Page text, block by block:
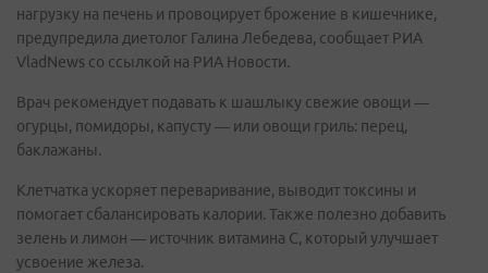
нагрузку на печень и провоцирует брожение в кишечнике,
предупредила диетолог Галина Лебедева, сообщает РИА
VladNews со ссылкой на РИА Новости.
Врач рекомендует подавать к шашлыку свежие овощи —
огурцы, помидоры, капусту — или овощи гриль: перец,
баклажаны.
Клетчатка ускоряет переваривание, выводит токсины и
помогает сбалансировать калории. Также полезно добавить
зелень и лимон — источник витамина С, который улучшает
усвоение железа.